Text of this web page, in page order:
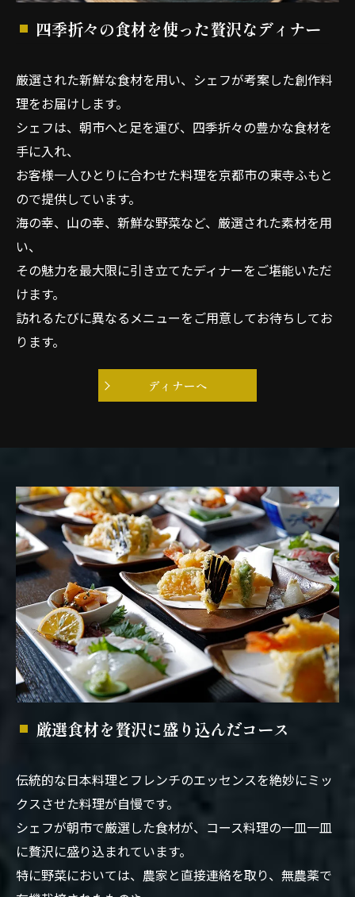
四季折々の食材を使った贅沢なディナー
厳選された新鮮な食材を用い、シェフが考案した創作料
理をお届けします。
シェフは、朝市へと足を運び、四季折々の豊かな食材を
手に入れ、
お客様一人ひとりに合わせた料理を京都市の東寺ふもと
ので提供しています。
海の幸、山の幸、新鮮な野菜など、厳選された素材を用
い、
その魅力を最大限に引き立てたディナーをご堪能いただ
けます。
訪れるたびに異なるメニューをご用意してお待ちしてお
ります。
ディナーへ
厳選食材を贅沢に盛り込んだコース
伝統的な日本料理とフレンチのエッセンスを絶妙にミッ
クスさせた料理が自慢です。
シェフが朝市で厳選した食材が、コース料理の一皿一皿
に贅沢に盛り込まれています。
特に野菜においては、農家と直接連絡を取り、無農薬で